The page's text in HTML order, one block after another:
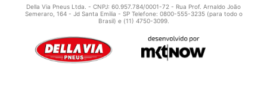
Della Via Pneus Ltda. - CNPJ: 60.957.784/0001-72 - Rua Prof. Arnaldo João
Semeraro, 164 - Jd Santa Emilia - SP Telefone: 0800-555-3235 (para todo o
Brasil) e (11) 4750-3099.